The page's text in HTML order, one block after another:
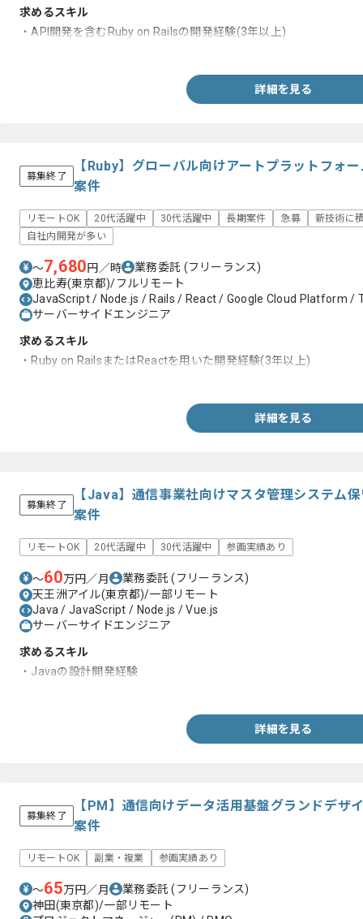
求めるスキル
・API開発を含むRuby on Railsの開発経験(3年以上)
詳細を見る
募集終了
【Ruby】グローバル向けアートプラットフォ
案件
リモートOK 20代活躍中 30代活躍中 長期案件 急募
新技術に
自社内開発が多い
〜7,680円／時 業務委託 (フリーランス)
恵比寿(東京都)/フルリモート
JavaScript / Node.js / Rails / React / Google Cloud Platform /
サーバーサイドエンジニア
求めるスキル
・Ruby on RailsまたはReactを用いた開発経験(3年以上)
詳細を見る
募集終了
【Java】通信事業社向けマスタ管理システム
案件
リモートOK 20代活躍中 30代活躍中 参画実績あり
〜60万円／月 業務委託(フリーランス)
天王洲アイル(東京都)/一部リモート
Java / JavaScript / Node.js / Vue.js
サーバーサイドエンジニア
求めるスキル
・Javaの設計開発経験
詳細を見る
募集終了
【PM】通信向けデータ活用基盤グランドデザ
案件
リモートOK 副業・複業 参画実績あり
〜65万円／月 業務委託(フリーランス)
神田(東京都)/一部リモート